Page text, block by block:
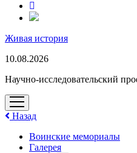
RuTube
Живая история
10.08.2026
Научно-исследовательский
открыть
меню
Назад
Воинские мемориалы
Галерея